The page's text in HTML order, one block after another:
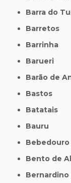
Barra do
Barretos
Barrinha
Barueri
Barão de
Bastos
Batatais
Bauru
Bebedouro
Bento de